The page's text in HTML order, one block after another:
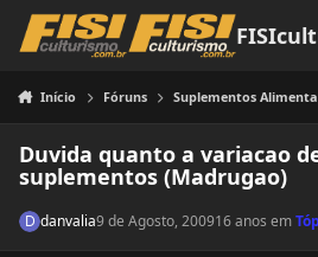
Pular para o conteúdo
Início Fóruns Suplementos
Duvida quanto a variacao
suplementos (Madrugao)
danvalia9 de Agosto, 200916 anos em